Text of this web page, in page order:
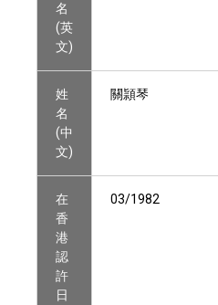
名
(英
文)
姓
名
(中
文)
關頴琴
在
香
港
認
許
日
03/1982